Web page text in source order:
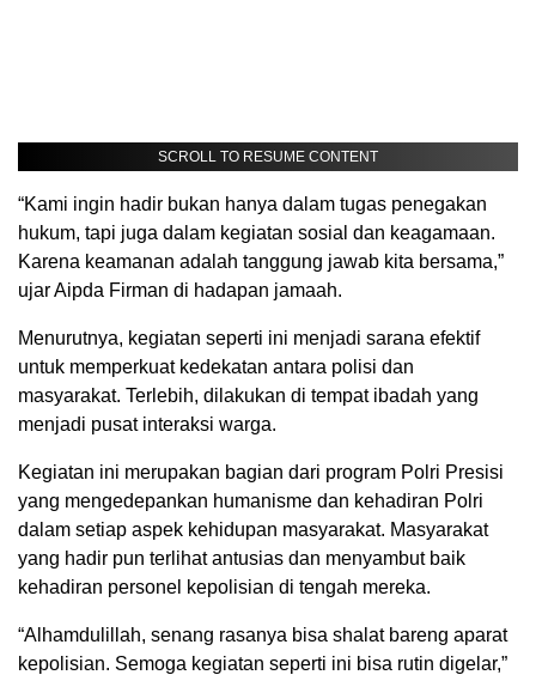
SCROLL TO RESUME CONTENT
“Kami ingin hadir bukan hanya dalam tugas penegakan
hukum, tapi juga dalam kegiatan sosial dan keagamaan.
Karena keamanan adalah tanggung jawab kita bersama,”
ujar Aipda Firman di hadapan jamaah.
Menurutnya, kegiatan seperti ini menjadi sarana efektif
untuk memperkuat kedekatan antara polisi dan
masyarakat. Terlebih, dilakukan di tempat ibadah yang
menjadi pusat interaksi warga.
Kegiatan ini merupakan bagian dari program Polri Presisi
yang mengedepankan humanisme dan kehadiran Polri
dalam setiap aspek kehidupan masyarakat. Masyarakat
yang hadir pun terlihat antusias dan menyambut baik
kehadiran personel kepolisian di tengah mereka.
“Alhamdulillah, senang rasanya bisa shalat bareng aparat
kepolisian. Semoga kegiatan seperti ini bisa rutin digelar,”